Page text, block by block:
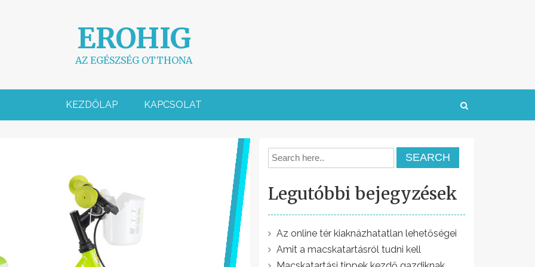
EROHIG
AZ EGÉSZSÉG OTTHONA
KEZDŐLAP KAPCSOLAT
Legutóbbi bejegyzések
Az online tér kiaknázhatatlan lehetőségei
Amit a macskatartásról tudni kell